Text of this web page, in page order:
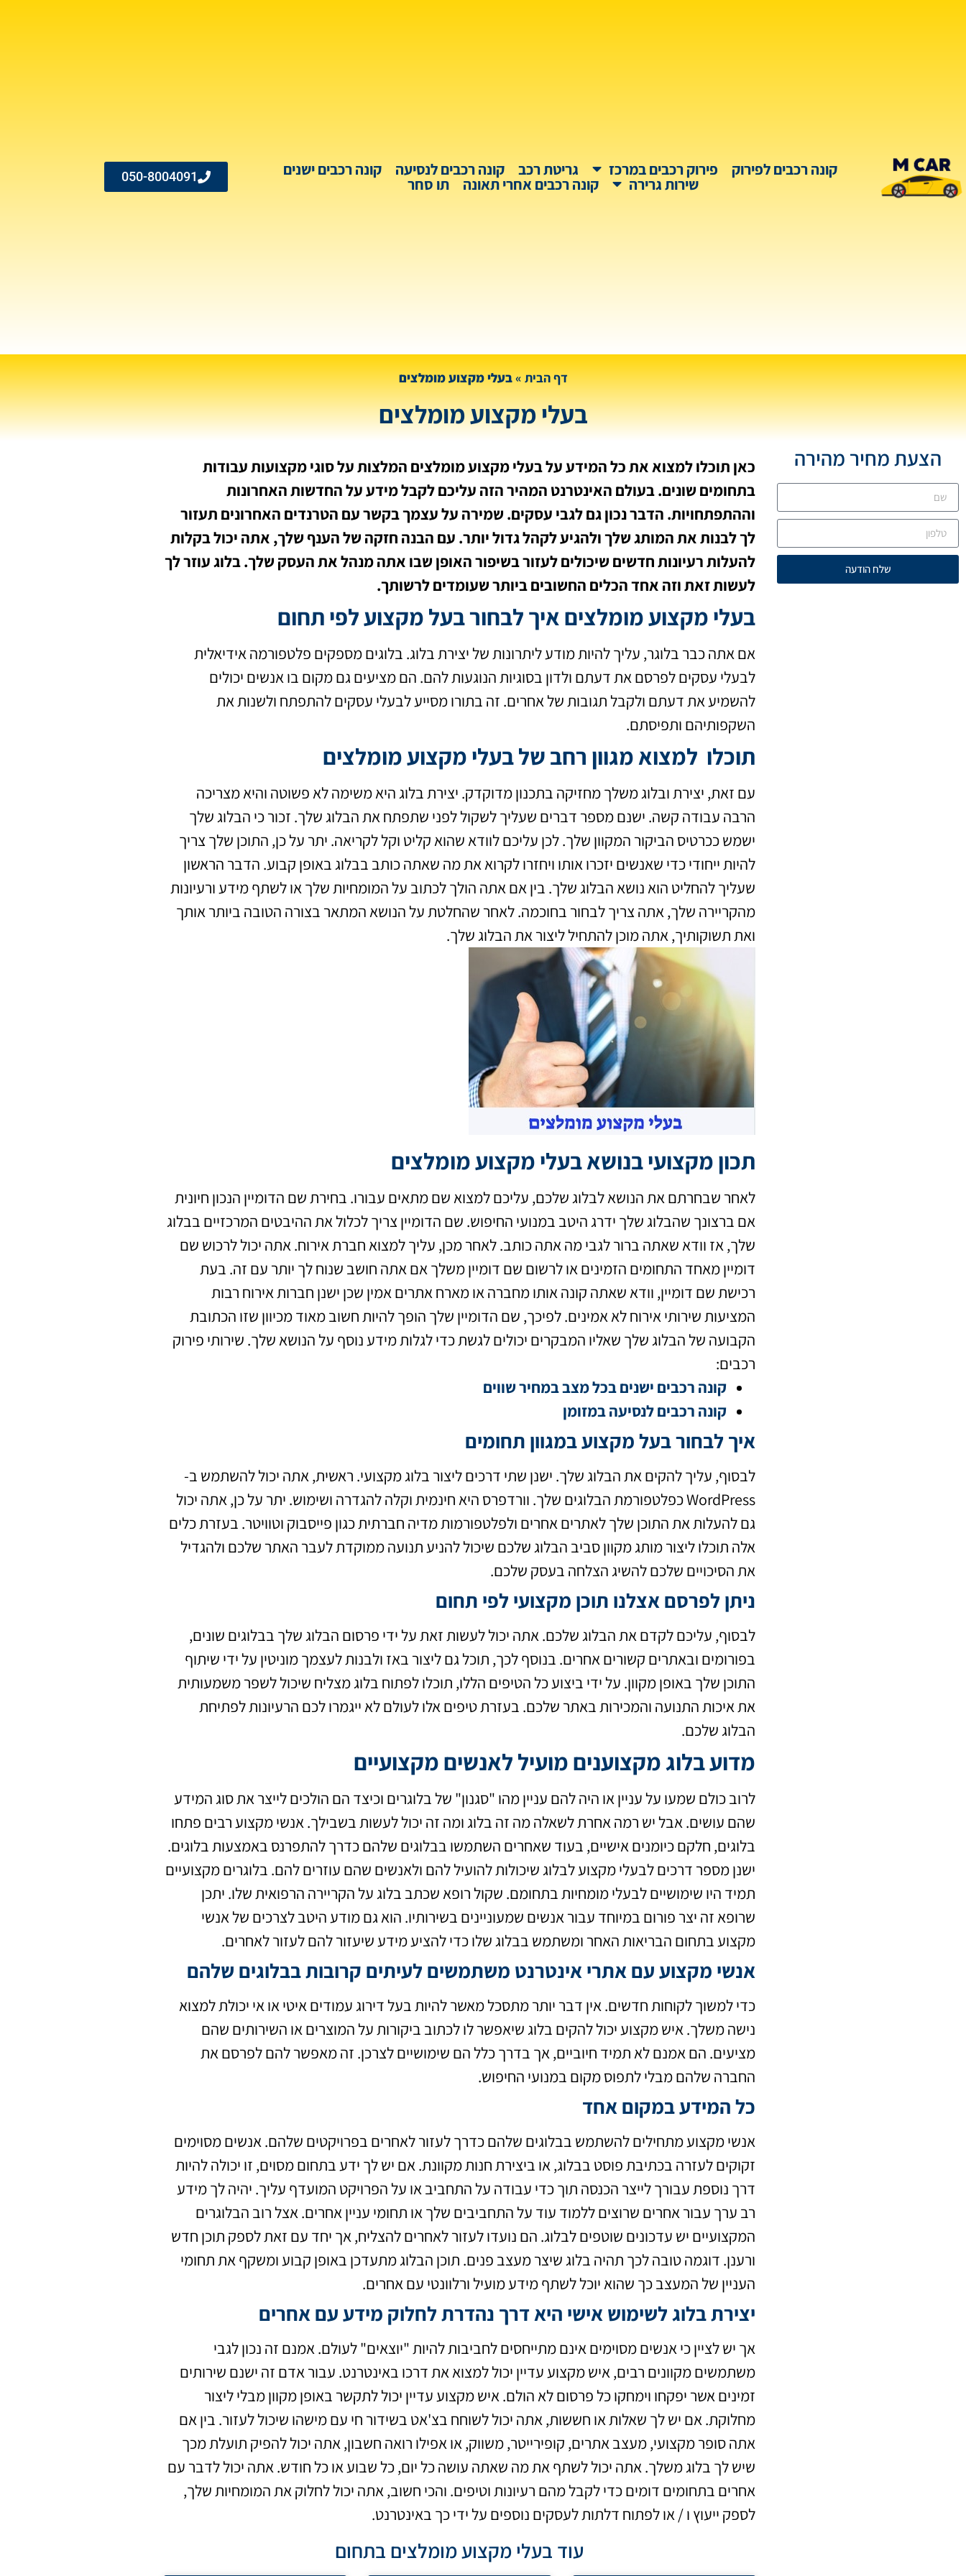
קונה רכבים לפירוק פירוק רכבים במרכז גריטת רכב קונה רכבים לנסיעה קונה רכבים ישנים
שירות גרירה קונה רכבים אחרי תאונה תו סחר 050-8004091
דף הבית»בעלי מקצוע מומלצים
בעלי מקצוע מומלצים
הצעת מחיר מהירה
שלח הודעה
כאן תוכלו למצוא את כל המידע על בעלי מקצוע מומלצים המלצות על סוגי מקצועות עבודות
בתחומים שונים. בעולם האינטרנט המהיר הזה עליכם לקבל מידע על החדשות האחרונות
וההתפתחויות. הדבר נכון גם לגבי עסקים. שמירה על עצמך בקשר עם הטרנדים האחרונים תעזור
לך לבנות את המותג שלך ולהגיע לקהל גדול יותר. עם הבנה חזקה של הענף שלך, אתה יכול בקלות
להעלות רעיונות חדשים שיכולים לעזור בשיפור האופן שבו אתה מנהל את העסק שלך. בלוג עוזר לך
לעשות זאת וזה אחד הכלים החשובים ביותר שעומדים לרשותך.
בעלי מקצוע מומלצים איך לבחור בעל מקצוע לפי תחום
אם אתה כבר בלוגר, עליך להיות מודע ליתרונות של יצירת בלוג. בלוגים מספקים פלטפורמה אידיאלית
לבעלי עסקים לפרסם את דעתם ולדון בסוגיות הנוגעות להם. הם מציעים גם מקום בו אנשים יכולים
להשמיע את דעתם ולקבל תגובות של אחרים. זה בתורו מסייע לבעלי עסקים להתפתח ולשנות את
השקפותיהם ותפיסתם.
תוכלו למצוא מגוון רחב של בעלי מקצוע מומלצים
עם זאת, יצירת ובלוג משלך מחזיקה בתכנון מדוקדק. יצירת בלוג היא משימה לא פשוטה והיא מצריכה
הרבה עבודה קשה. ישנם מספר דברים שעליך לשקול לפני שתפתח את הבלוג שלך. זכור כי הבלוג שלך
ישמש ככרטיס הביקור המקוון שלך. לכן עליכם לוודא שהוא קליט וקל לקריאה. יתר על כן, התוכן שלך צריך
להיות ייחודי כדי שאנשים יזכרו אותו ויחזרו לקרוא את מה שאתה כותב בבלוג באופן קבוע. הדבר הראשון
שעליך להחליט הוא נושא הבלוג שלך. בין אם אתה הולך לכתוב על המומחיות שלך או לשתף מידע ורעיונות
מהקריירה שלך, אתה צריך לבחור בחוכמה. לאחר שהחלטת על הנושא המתאר בצורה הטובה ביותר אותך
ואת תשוקותיך, אתה מוכן להתחיל ליצור את הבלוג שלך.
תכון מקצועי בנושא בעלי מקצוע מומלצים
לאחר שבחרתם את הנושא לבלוג שלכם, עליכם למצוא שם מתאים עבורו. בחירת שם הדומיין הנכון חיונית
אם ברצונך שהבלוג שלך ידרג היטב במנועי החיפוש. שם הדומיין צריך לכלול את ההיבטים המרכזיים בבלוג
שלך, אז וודא שאתה ברור לגבי מה אתה כותב. לאחר מכן, עליך למצוא חברת אירוח. אתה יכול לרכוש שם
דומיין מאחד התחומים הזמינים או לרשום שם דומיין משלך אם אתה חושב שנוח לך יותר עם זה. בעת
רכישת שם דומיין, וודא שאתה קונה אותו מחברה או מארח אתרים אמין שכן ישנן חברות אירוח רבות
המציעות שירותי אירוח לא אמינים. לפיכך, שם הדומיין שלך הופך להיות חשוב מאוד מכיוון שזו הכתובת
הקבועה של הבלוג שלך שאליו המבקרים יכולים לגשת כדי לגלות מידע נוסף על הנושא שלך. שירותי פירוק
רכבים:
קונה רכבים ישנים בכל מצב במחיר שווים
קונה רכבים לנסיעה במזומן
איך לבחור בעל מקצוע במגוון תחומים
לבסוף, עליך להקים את הבלוג שלך. ישנן שתי דרכים ליצור בלוג מקצועי. ראשית, אתה יכול להשתמש ב-
WordPress כפלטפורמת הבלוגים שלך. וורדפרס היא חינמית וקלה להגדרה ושימוש. יתר על כן, אתה יכול
גם להעלות את התוכן שלך לאתרים אחרים ולפלטפורמות מדיה חברתית כגון פייסבוק וטוויטר. בעזרת כלים
אלה תוכלו ליצור מותג מקוון סביב הבלוג שלכם שיכול להניע תנועה ממוקדת לעבר האתר שלכם ולהגדיל
את הסיכויים שלכם להשיג הצלחה בעסק שלכם.
ניתן לפרסם אצלנו תוכן מקצועי לפי תחום
לבסוף, עליכם לקדם את הבלוג שלכם. אתה יכול לעשות זאת על ידי פרסום הבלוג שלך בבלוגים שונים,
בפורומים ובאתרים קשורים אחרים. בנוסף לכך, תוכל גם ליצור באז ולבנות לעצמך מוניטין על ידי שיתוף
התוכן שלך באופן מקוון. על ידי ביצוע כל הטיפים הללו, תוכלו לפתוח בלוג מצליח שיכול לשפר משמעותית
את איכות התנועה והמכירות באתר שלכם. בעזרת טיפים אלו לעולם לא ייגמרו לכם הרעיונות לפתיחת
הבלוג שלכם.
מדוע בלוג מקצוענים מועיל לאנשים מקצועיים
לרוב כולם שמעו על עניין או היה להם עניין מהו "סגנון" של בלוגרים וכיצד הם הולכים לייצר את סוג המידע
שהם עושים. אבל יש רמה אחרת לשאלה מה זה בלוג ומה זה יכול לעשות בשבילך. אנשי מקצוע רבים פתחו
בלוגים, חלקם כיומנים אישיים, בעוד שאחרים השתמשו בבלוגים שלהם כדרך להתפרנס באמצעות בלוגים.
ישנן מספר דרכים לבעלי מקצוע לבלוג שיכולות להועיל להם ולאנשים שהם עוזרים להם. בלוגרים מקצועיים
תמיד היו שימושיים לבעלי מומחיות בתחומם. שקול רופא שכתב בלוג על הקריירה הרפואית שלו. יתכן
שרופא זה יצר פורום במיוחד עבור אנשים שמעוניינים בשירותיו. הוא גם מודע היטב לצרכים של אנשי
מקצוע בתחום הבריאות האחר ומשתמש בבלוג שלו כדי להציע מידע שיעזור להם לעזור לאחרים.
אנשי מקצוע עם אתרי אינטרנט משתמשים לעיתים קרובות בבלוגים שלהם
כדי למשוך לקוחות חדשים. אין דבר יותר מתסכל מאשר להיות בעל דירוג עמודים איטי או אי יכולת למצוא
נישה משלך. איש מקצוע יכול להקים בלוג שיאפשר לו לכתוב ביקורות על המוצרים או השירותים שהם
מציעים. הם אמנם לא תמיד חיוביים, אך בדרך כלל הם שימושיים לצרכן. זה מאפשר להם לפרסם את
החברה שלהם מבלי לתפוס מקום במנועי החיפוש.
כל המידע במקום אחד
אנשי מקצוע מתחילים להשתמש בבלוגים שלהם כדרך לעזור לאחרים בפרויקטים שלהם. אנשים מסוימים
זקוקים לעזרה בכתיבת פוסט בבלוג, או ביצירת חנות מקוונת. אם יש לך ידע בתחום מסוים, זו יכולה להיות
דרך נוספת עבורך לייצר הכנסה תוך כדי עבודה על התחביב או על הפרויקט המועדף עליך. יהיה לך מידע
רב ערך עבור אחרים שרוצים ללמוד עוד על התחביבים שלך או תחומי עניין אחרים. אצל רוב הבלוגרים
המקצועיים יש עדכונים שוטפים לבלוג. הם נועדו לעזור לאחרים להצליח, אך יחד עם זאת לספק תוכן חדש
ורענן. דוגמה טובה לכך תהיה בלוג שיצר מעצב פנים. תוכן הבלוג מתעדכן באופן קבוע ומשקף את תחומי
העניין של המעצב כך שהוא יוכל לשתף מידע מועיל ורלוונטי עם אחרים.
יצירת בלוג לשימוש אישי היא דרך נהדרת לחלוק מידע עם אחרים
אך יש לציין כי אנשים מסוימים אינם מתייחסים לחביבות להיות "יוצאים" לעולם. אמנם זה נכון לגבי
משתמשים מקוונים רבים, איש מקצוע עדיין יכול למצוא את דרכו באינטרנט. עבור אדם זה ישנם שירותים
זמינים אשר יפקחו וימחקו כל פרסום לא הולם. איש מקצוע עדיין יכול לתקשר באופן מקוון מבלי ליצור
מחלוקת. אם יש לך שאלות או חששות, אתה יכול לשוחח בצ'אט בשידור חי עם מישהו שיכול לעזור. בין אם
אתה סופר מקצועי, מעצב אתרים, קופירייטר, משווק, או אפילו רואה חשבון, אתה יכול להפיק תועלת מכך
שיש לך בלוג משלך. אתה יכול לשתף את מה שאתה עושה כל יום, כל שבוע או כל חודש. אתה יכול לדבר עם
אחרים בתחומים דומים כדי לקבל מהם רעיונות וטיפים. והכי חשוב, אתה יכול לחלוק את המומחיות שלך,
לספק ייעוץ ו / או לפתוח דלתות לעסקים נוספים על ידי כך באינטרנט.
עוד בעלי מקצוע מומלצים בתחום